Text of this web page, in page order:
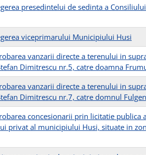
presedintelui de sedinta a
viceprimarului Municipiului Husi
vanzarii directe a terenului in
Dimitrescu nr.5, catre doamna
vanzarii directe a terenului in
Dimitrescu nr.7, catre domnul
concesionarii prin licitatie
privat al municipiului Husi, situate in